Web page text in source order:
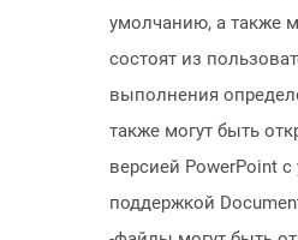
умолчанию, а также
состоят из
выполнения
также могут быть
версией PowerPoint
поддержкой